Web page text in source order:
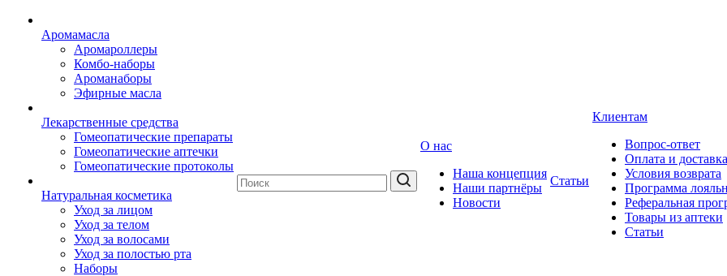
Аромамасла
Аромароллеры
Комбо-наборы
Ароманаборы
Эфирные масла
Лекарственные средства
Гомеопатические препараты
Гомеопатические аптечки
Гомеопатические протоколы
Натуральная косметика
Уход за лицом
Уход за телом
Уход за волосами
Уход за полостью рта
Наборы
О нас
Наша концепция
Наши партнёры
Новости
Статьи
Клиентам
Вопрос-ответ
Оплата и доставка
Условия возврата
Программа
Реферальная
Товары из аптеки
Статьи